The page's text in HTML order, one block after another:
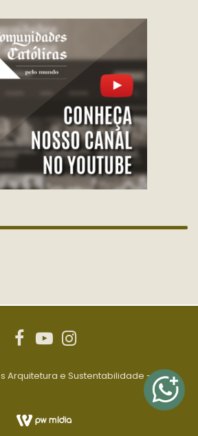
Arquitetura e Sustentabilidade - 2020